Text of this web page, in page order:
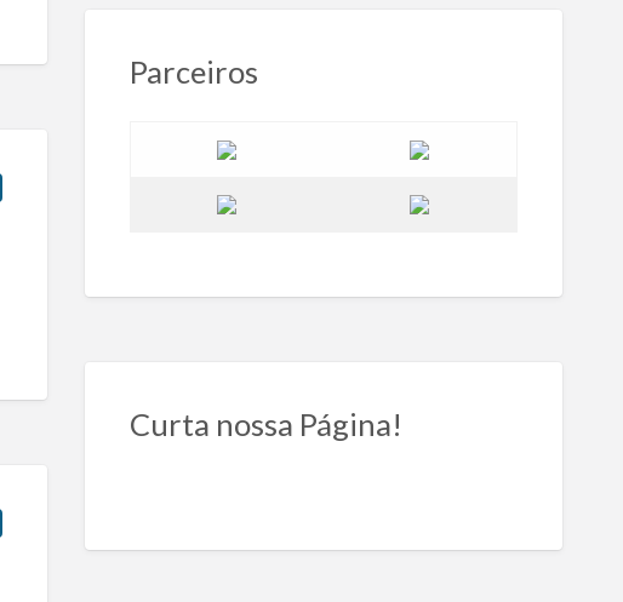
Parceiros
Curta nossa Página!